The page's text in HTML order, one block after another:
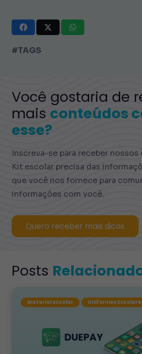
#TAGS
Você gostaria de
mais conteúdos
esse?
Inscreva-se para receber
Kit escolar precisa das
que você nos fornece para
informações com você.
Quero receber mais dicas
Posts
Material escolar Uniformes